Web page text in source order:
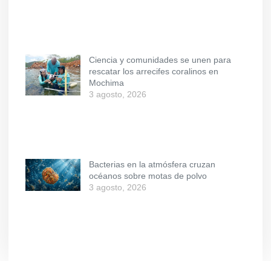
Ciencia y comunidades se unen para
rescatar los arrecifes coralinos en
Mochima
3 agosto, 2026
Bacterias en la atmósfera cruzan
océanos sobre motas de polvo
3 agosto, 2026